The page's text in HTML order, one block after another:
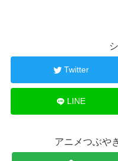
Twitter
LINE
アニメつぶや